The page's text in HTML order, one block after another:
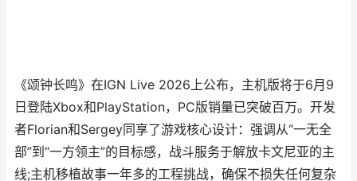
《颂钟长鸣》在IGN Live 2026上公布，主机版将于6月9
日登陆Xbox和PlayStation，PC版销量已突破百万。开发
者Florian和Sergey同享了游戏核心设计：强调从“一无全
部”到“一方领主”的目标感，战斗服务于解放卡文尼亚的主
线;主机移植故事一年多的工程挑战，确保不损失任何复杂